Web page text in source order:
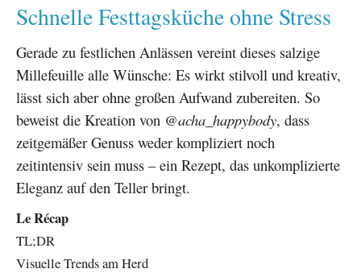
Schnelle Festtagsküche ohne Stress
Gerade zu festlichen Anlässen vereint dieses salzige
Millefeuille alle Wünsche: Es wirkt stilvoll und kreativ,
lässt sich aber ohne großen Aufwand zubereiten. So
beweist die Kreation von @acha_happybody, dass
zeitgemäßer Genuss weder kompliziert noch
zeitintensiv sein muss – ein Rezept, das unkomplizierte
Eleganz auf den Teller bringt.
Le Récap
TL;DR
Visuelle Trends am Herd